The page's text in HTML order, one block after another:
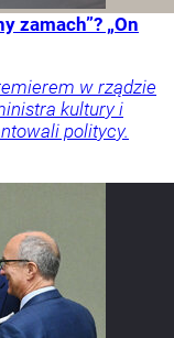
zamach”? „On
w rządzie
kultury i
politycy.